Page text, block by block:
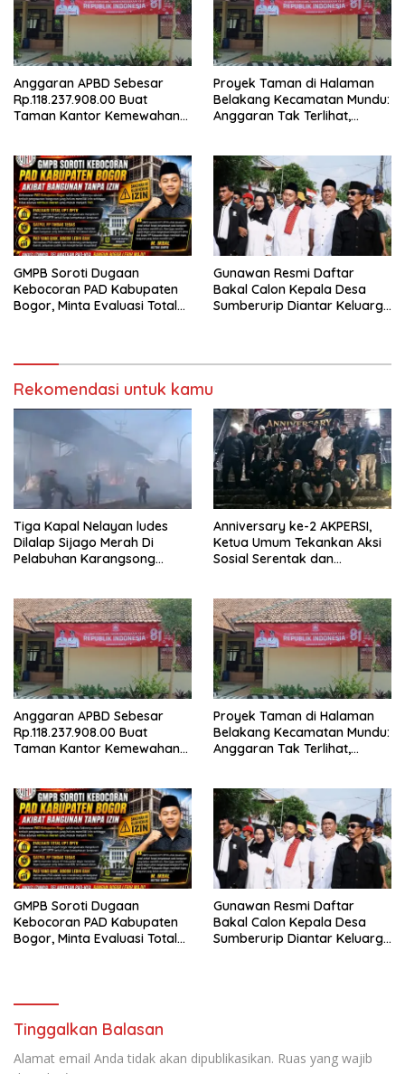
Anggaran APBD Sebesar
Rp.118.237.908.00 Buat
Taman Kantor Kemewahan
Secara Terbuka!
Proyek Taman di Halaman
Belakang Kecamatan Mundu:
Anggaran Tak Terlihat,
GMPB Soroti Dugaan
Kebocoran PAD Kabupaten
Bogor, Minta Evaluasi Total
Gunawan Resmi Daftar
Bakal Calon Kepala Desa
Sumberurip Diantar Keluarga
Rekomendasi untuk kamu
Tiga Kapal Nelayan ludes
Dilalap Sijago Merah Di
Pelabuhan Karangsong
Anniversary ke-2 AKPERSI,
Ketua Umum Tekankan Aksi
Sosial Serentak dan
Anggaran APBD Sebesar
Rp.118.237.908.00 Buat
Taman Kantor Kemewahan
Secara Terbuka!
Proyek Taman di Halaman
Belakang Kecamatan Mundu:
Anggaran Tak Terlihat,
GMPB Soroti Dugaan
Kebocoran PAD Kabupaten
Bogor, Minta Evaluasi Total
Gunawan Resmi Daftar
Bakal Calon Kepala Desa
Sumberurip Diantar Keluarga
Tinggalkan Balasan
Alamat email Anda tidak akan dipublikasikan. Ruas yang wajib